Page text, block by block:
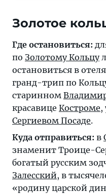
Золотое
Где остановиться:
по Золотому Кольцу
остановиться в
гранд-трип по
старинном
красавице Костроме,
Сергиевом Посаде.
Куда отправиться: в
знаменит Троице-
богатый русским
Залесский, в
«родину царской